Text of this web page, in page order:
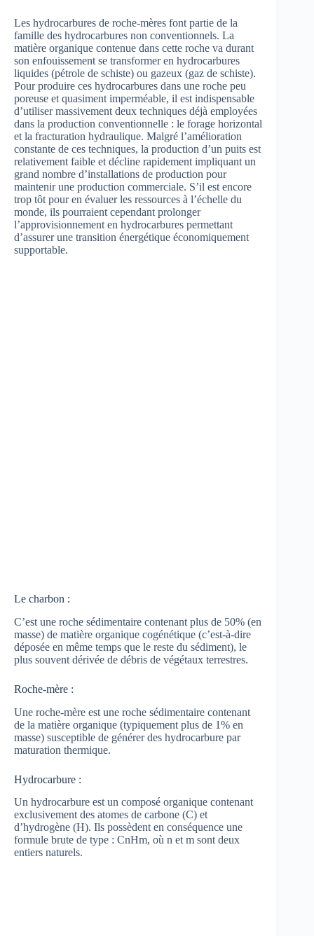
Les hydrocarbures de roche-mères font partie de la
famille des hydrocarbures non conventionnels. La
matière organique contenue dans cette roche va durant
son enfouissement se transformer en hydrocarbures
liquides (pétrole de schiste) ou gazeux (gaz de schiste).
Pour produire ces hydrocarbures dans une roche peu
poreuse et quasiment imperméable, il est indispensable
d’utiliser massivement deux techniques déjà employées
dans la production conventionnelle : le forage horizontal
et la fracturation hydraulique. Malgré l’amélioration
constante de ces techniques, la production d’un puits est
relativement faible et décline rapidement impliquant un
grand nombre d’installations de production pour
maintenir une production commerciale. S’il est encore
trop tôt pour en évaluer les ressources à l’échelle du
monde, ils pourraient cependant prolonger
l’approvisionnement en hydrocarbures permettant
d’assurer une transition énergétique économiquement
supportable.
Le charbon :
C’est une roche sédimentaire contenant plus de 50% (en
masse) de matière organique cogénétique (c’est‐à‐dire
déposée en même temps que le reste du sédiment), le
plus souvent dérivée de débris de végétaux terrestres.
Roche‐mère :
Une roche‐mère est une roche sédimentaire contenant
de la matière organique (typiquement plus de 1% en
masse) susceptible de générer des hydrocarbure par
maturation thermique.
Hydrocarbure :
Un hydrocarbure est un composé organique contenant
exclusivement des atomes de carbone (C) et
d’hydrogène (H). Ils possèdent en conséquence une
formule brute de type : CnHm, où n et m sont deux
entiers naturels.